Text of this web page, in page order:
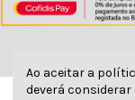
Ao aceitar a
deverá considerar